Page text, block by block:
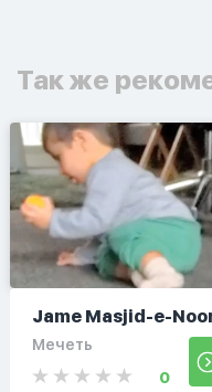
Так же
Jame Masjid-e-
Мечеть
0